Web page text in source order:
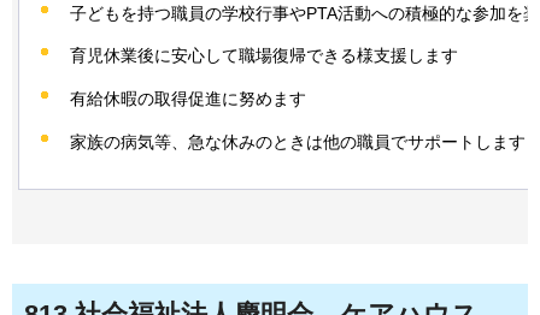
子どもを持つ職員の学校行事やPTA活動への積極的な参加を
育児休業後に安心して職場復帰できる様支援します
有給休暇の取得促進に努めます
家族の病気等、急な休みのときは他の職員でサポートします